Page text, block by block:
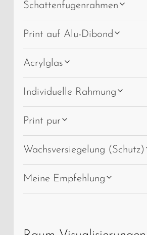
Schattenfugenrahmen
Print auf Alu-Dibond
Acrylglas
Individuelle Rahmung
Print pur
Wachsversiegelung (Schutz)
Meine Empfehlung